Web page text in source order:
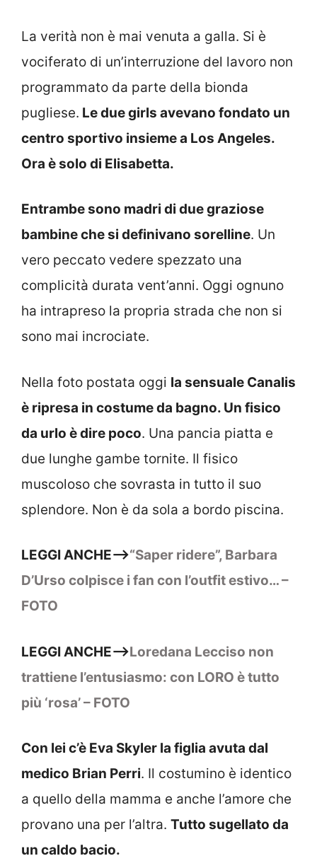
La verità non è mai venuta a galla. Si è
vociferato di un’interruzione del lavoro non
programmato da parte della bionda
pugliese. Le due girls avevano fondato un
centro sportivo insieme a Los Angeles.
Ora è solo di Elisabetta.
Entrambe sono madri di due graziose
bambine che si definivano sorelline. Un
vero peccato vedere spezzato una
complicità durata vent’anni. Oggi ognuno
ha intrapreso la propria strada che non si
sono mai incrociate.
Nella foto postata oggi la sensuale Canalis
è ripresa in costume da bagno. Un fisico
da urlo è dire poco. Una pancia piatta e
due lunghe gambe tornite. Il fisico
muscoloso che sovrasta in tutto il suo
splendore. Non è da sola a bordo piscina.
LEGGI ANCHE–>“Saper ridere”, Barbara
D’Urso colpisce i fan con l’outfit estivo… –
FOTO
LEGGI ANCHE–>Loredana Lecciso non
trattiene l’entusiasmo: con LORO è tutto
più ‘rosa’ – FOTO
Con lei c’è Eva Skyler la figlia avuta dal
medico Brian Perri. Il costumino è identico
a quello della mamma e anche l’amore che
provano una per l’altra. Tutto sugellato da
un caldo bacio.